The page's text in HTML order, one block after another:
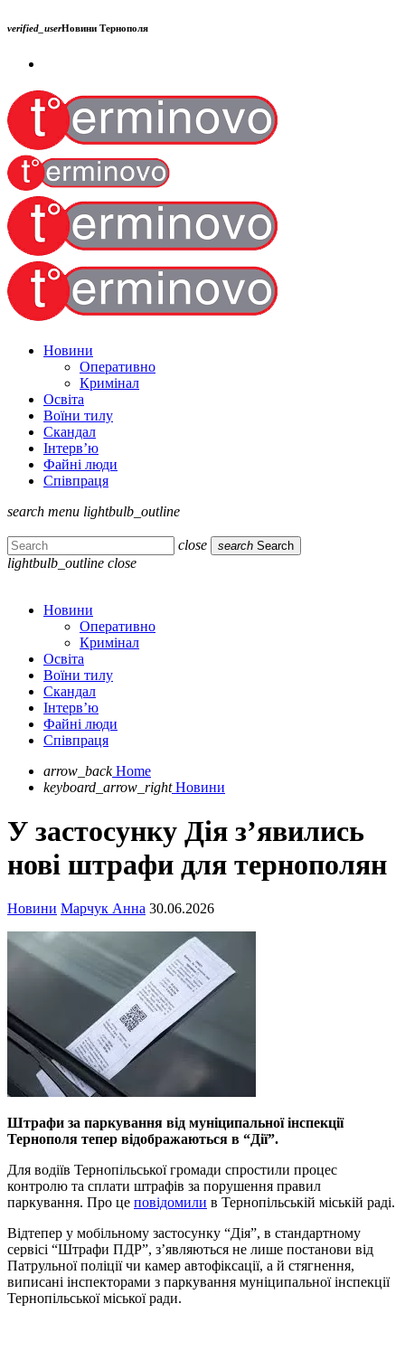
verified_userНовини Тернополя
Новини
Оперативно
Кримінал
Освіта
Воїни тилу
Скандал
Інтерв’ю
Файні люди
Співпраця
search menu lightbulb_outline
close search Search
lightbulb_outline close
Новини
Оперативно
Кримінал
Освіта
Воїни тилу
Скандал
Інтерв’ю
Файні люди
Співпраця
arrow_back Home
keyboard_arrow_right Новини
У застосунку Дія з’явились
нові штрафи для тернополян
Новини Марчук Анна 30.06.2026
Штрафи за паркування від муніципальної інспекції
Тернополя тепер відображаються в “Дії”.
Для водіїв Тернопільської громади спростили процес
контролю та сплати штрафів за порушення правил
паркування. Про це повідомили в Тернопільській міській раді.
Відтепер у мобільному застосунку “Дія”, в стандартному
сервісі “Штрафи ПДР”, з’являються не лише постанови від
Патрульної поліції чи камер автофіксації, а й стягнення,
виписані інспекторами з паркування муніципальної інспекції
Тернопільської міської ради.